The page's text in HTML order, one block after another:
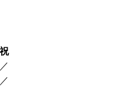
祝
／
／